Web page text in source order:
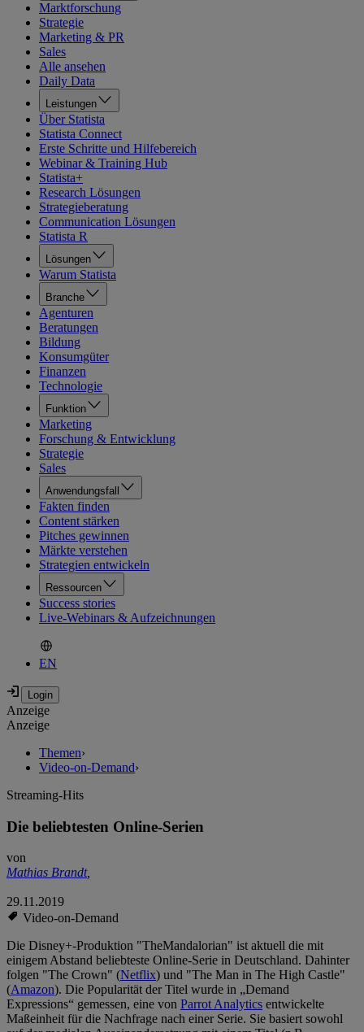
Marktforschung
Strategie
Marketing & PR
Sales
Alle ansehen
Daily Data
Leistungen
Über Statista
Statista Connect
Erste Schritte und Hilfebereich
Webinar & Training Hub
Statista+
Research Lösungen
Strategieberatung
Communication Lösungen
Statista R
Lösungen
Warum Statista
Branche
Agenturen
Beratungen
Bildung
Konsumgüter
Finanzen
Technologie
Funktion
Marketing
Forschung & Entwicklung
Strategie
Sales
Anwendungsfall
Fakten finden
Content stärken
Pitches gewinnen
Märkte verstehen
Strategien entwickeln
Ressourcen
Success stories
Live-Webinars & Aufzeichnungen
EN
Anzeige
Anzeige
Themen›
Video-on-Demand›
Streaming-Hits
Die beliebtesten Online-Serien
von
Mathias Brandt,
29.11.2019
Video-on-Demand
Die Disney+-Produktion "TheMandalorian" ist aktuell die mit
einigem Abstand beliebteste Online-Serie in Deutschland. Dahinter
folgen "The Crown" (Netflix) und "The Man in The High Castle"
(Amazon). Die Popularität der Titel wurde in „Demand
Expressions“ gemessen, eine von Parrot Analytics entwickelte
Maßeinheit für die Nachfrage nach einer Serie. Sie basiert sowohl